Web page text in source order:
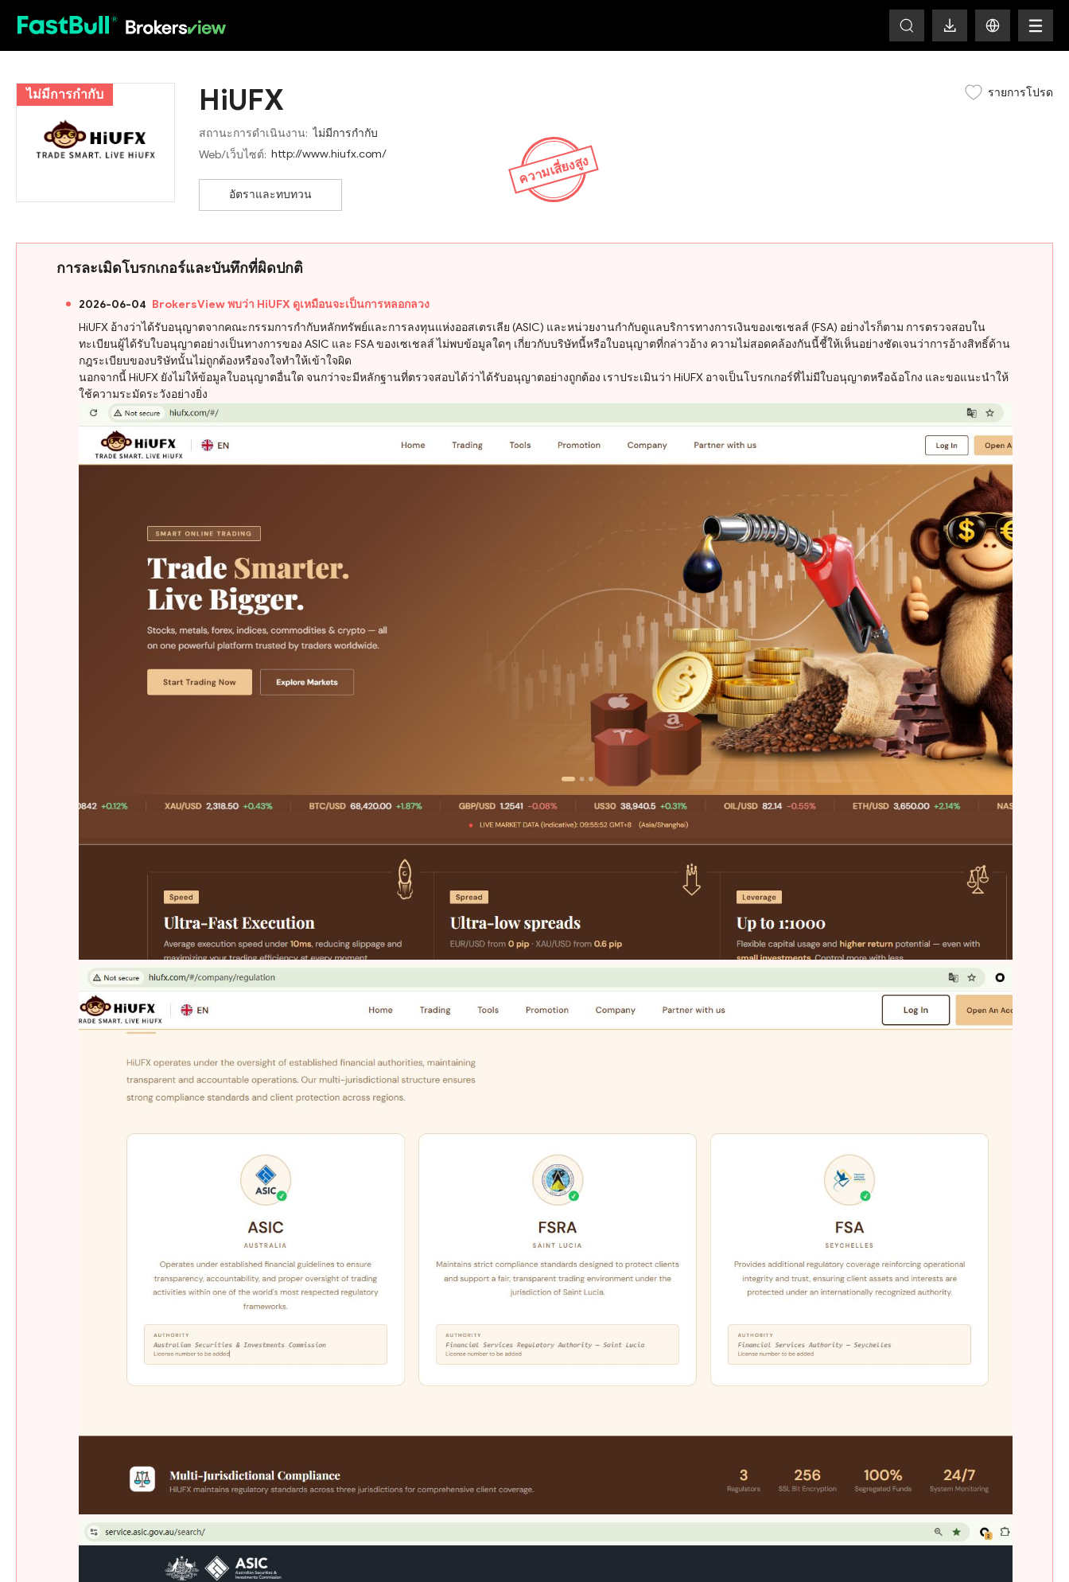
ไม่มีการกำกับ รายการโปรด
HiUFX
สถานะการดำเนินงาน: ไม่มีการกำกับ
Web/เว็บไซต์: http://www.hiufx.com/
อัตราและทบทวน
ความเสี่ยงสูง
การละเมิดโบรกเกอร์และบันทึกที่ผิดปกติ
2026-06-04 BrokersView พบว่า HiUFX ดูเหมือนจะเป็นการหลอกลวง
HiUFX อ้างว่าได้รับอนุญาตจากคณะกรรมการกำกับหลักทรัพย์และการลงทุนแห่งออสเตรเลีย (ASIC) และหน่วยงานกำกับดูแลบริการทางการเงินของเซเชลส์ (FSA) อย่างไรก็ตาม การตรวจสอบใน
ทะเบียนผู้ได้รับใบอนุญาตอย่างเป็นทางการของ ASIC และ FSA ของเซเชลส์ ไม่พบข้อมูลใดๆ เกี่ยวกับบริษัทนี้หรือใบอนุญาตที่กล่าวอ้าง ความไม่สอดคล้องกันนี้ชี้ให้เห็นอย่างชัดเจนว่าการอ้างสิทธิ์ด้าน
กฎระเบียบของบริษัทนั้นไม่ถูกต้องหรือจงใจทำให้เข้าใจผิด
นอกจากนี้ HiUFX ยังไม่ให้ข้อมูลใบอนุญาตอื่นใด จนกว่าจะมีหลักฐานที่ตรวจสอบได้ว่าได้รับอนุญาตอย่างถูกต้อง เราประเมินว่า HiUFX อาจเป็นโบรกเกอร์ที่ไม่มีใบอนุญาตหรือฉ้อโกง และขอแนะนำให้
ใช้ความระมัดระวังอย่างยิ่ง